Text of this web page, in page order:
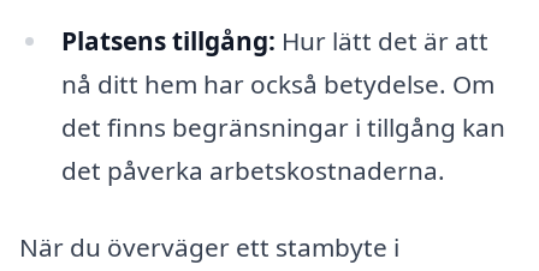
Platsens tillgång: Hur lätt det är att
nå ditt hem har också betydelse. Om
det finns begränsningar i tillgång kan
det påverka arbetskostnaderna.
När du överväger ett stambyte i